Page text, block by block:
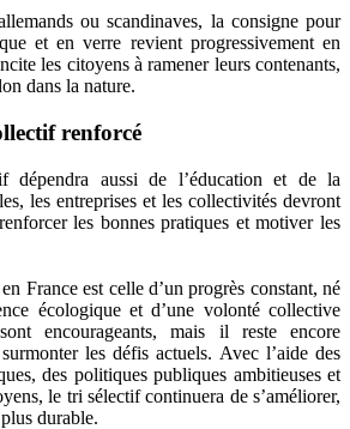
ou scandinaves, la consigne pour
et en verre revient progressivement en
les citoyens à ramener leurs contenants,
dans la nature.
renforcé
dépendra aussi de l’éducation et de la
les entreprises et les collectivités devront
les bonnes pratiques et motiver les
France est celle d’un progrès constant, né
écologique et d’une volonté collective
encourageants, mais il reste encore
les défis actuels. Avec l’aide des
des politiques publiques ambitieuses et
le tri sélectif continuera de s’améliorer,
durable.